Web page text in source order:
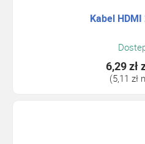
Kabel
6,29 zł
(5,11 zł